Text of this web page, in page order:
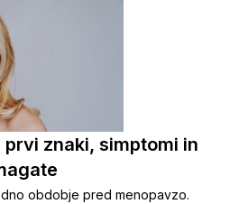
znaki, simptomi in
obdobje pred menopavzo.